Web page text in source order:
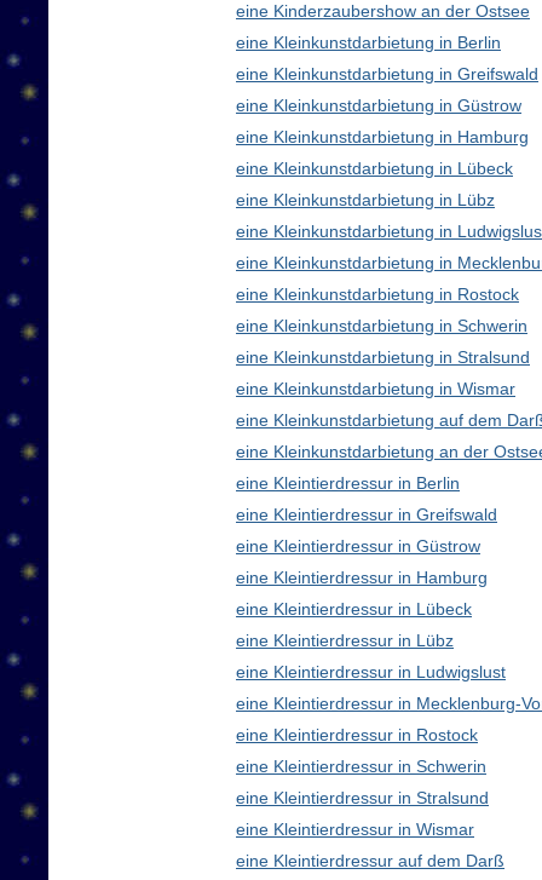
eine Kinderzaubershow an der Ostsee
eine Kleinkunstdarbietung in Berlin
eine Kleinkunstdarbietung in Greifswald
eine Kleinkunstdarbietung in Güstrow
eine Kleinkunstdarbietung in Hamburg
eine Kleinkunstdarbietung in Lübeck
eine Kleinkunstdarbietung in Lübz
eine Kleinkunstdarbietung in
eine Kleinkunstdarbietung in
eine Kleinkunstdarbietung in Rostock
eine Kleinkunstdarbietung in Schwerin
eine Kleinkunstdarbietung in Stralsund
eine Kleinkunstdarbietung in Wismar
eine Kleinkunstdarbietung auf dem
eine Kleinkunstdarbietung an der
eine Kleintierdressur in Berlin
eine Kleintierdressur in Greifswald
eine Kleintierdressur in Güstrow
eine Kleintierdressur in Hamburg
eine Kleintierdressur in Lübeck
eine Kleintierdressur in Lübz
eine Kleintierdressur in Ludwigslust
eine Kleintierdressur in Mecklenburg-
eine Kleintierdressur in Rostock
eine Kleintierdressur in Schwerin
eine Kleintierdressur in Stralsund
eine Kleintierdressur in Wismar
eine Kleintierdressur auf dem Darß